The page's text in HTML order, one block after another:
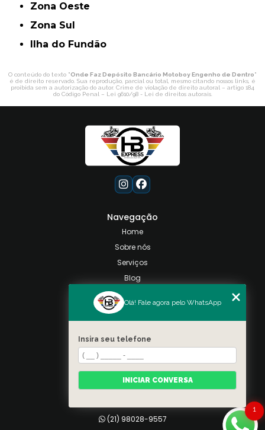
Zona Oeste
Zona Sul
ilha do Fundão
O conteúdo do texto "Onde Faz Depósito Bancário Motoboy Engenho de Dentro"
é de direito reservado. Sua reprodução, parcial ou total, mesmo citando nossos links, é
proibida sem a autorização do autor. Crime de violação de direito autoral – artigo 184
do Código Penal – Lei 9610/98 - Lei de direitos autorais.
Navegação
Home
Sobre nós
Serviços
Blog
Categorias
Mapa do site
Contato
Taquara, Rio de Janeiro
(21) 98028-9557
(21) 98028-9557
1
Olá! Fale agora pelo WhatsApp
Insira seu telefone
INICIAR CONVERSA